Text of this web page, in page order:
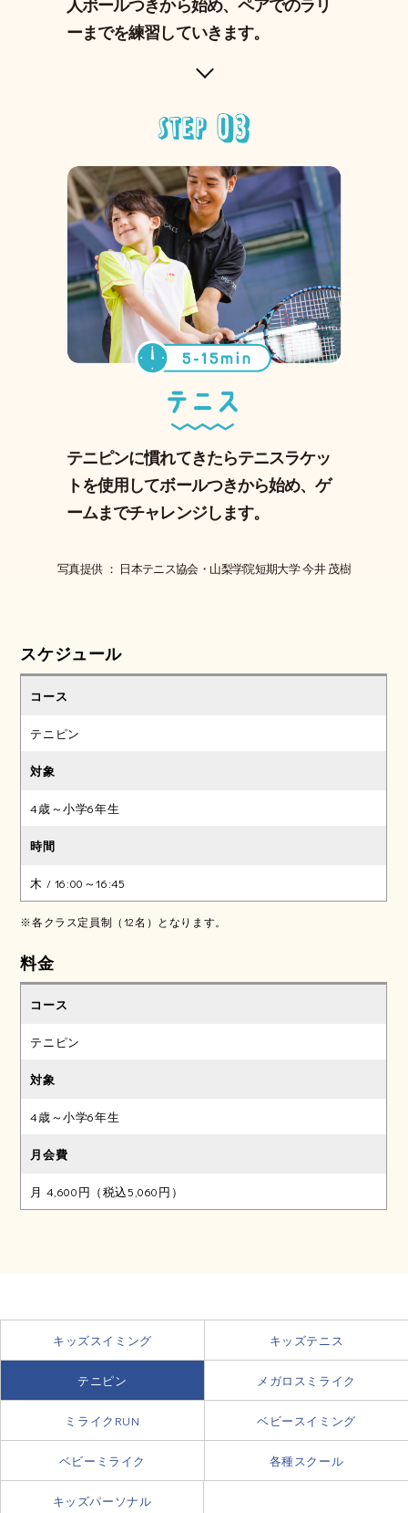
人ボールつきから始め、ペアでのラリ
ーまでを練習していきます。
テニピンに慣れてきたらテニスラケッ
トを使用してボールつきから始め、ゲ
ームまでチャレンジします。
写真提供 ： 日本テニス協会・山梨学院短期大学 今井 茂樹
スケジュール
テニピン
4歳～小学6年生
木 / 16:00～16:45
※各クラス定員制（12名）となります。
料金
テニピン
4歳～小学6年生
月 4,600円（税込5,060円）
キッズスイミング キッズテニス
テニピン メガロスミライク
ミライクRUN ベビースイミング
ベビーミライク 各種スクール
キッズパーソナル